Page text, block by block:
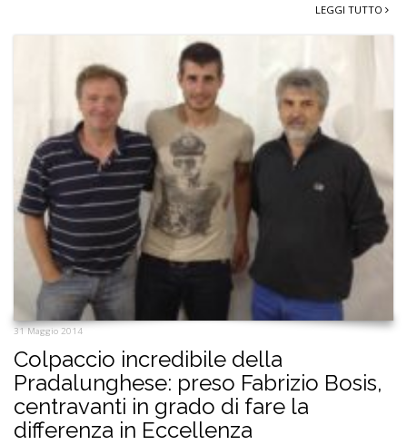
LEGGI TUTTO
31 Maggio 2014
Colpaccio incredibile della
Pradalunghese: preso Fabrizio Bosis,
centravanti in grado di fare la
differenza in Eccellenza